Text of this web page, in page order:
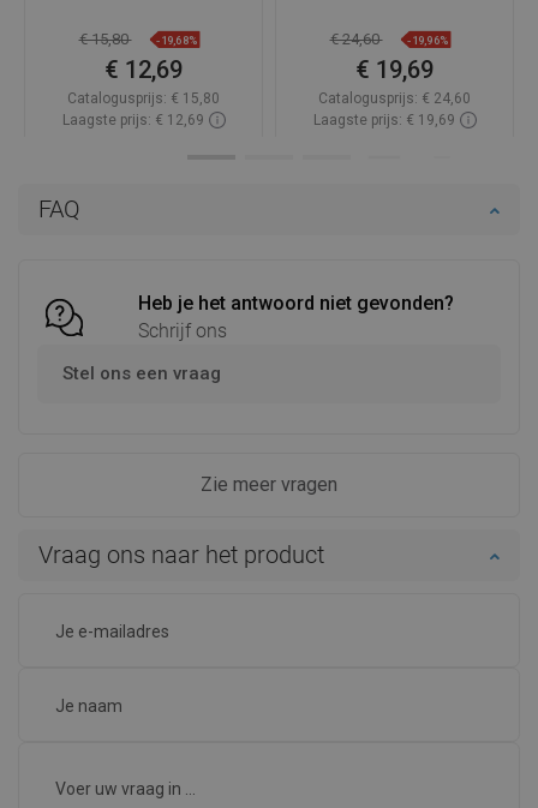
FAQ
Heb je het antwoord niet gevonden?
Schrijf ons
Stel ons een vraag
Zie meer vragen
Vraag ons naar het product
€ 15,80 -19,68%
€ 12,69
Catalogusprijs: € 15,80
Laagste prijs: € 12,69
€ 24,60 -19,96%
€ 19,69
Catalogusprijs: € 24,60
Laagste prijs: € 19,69